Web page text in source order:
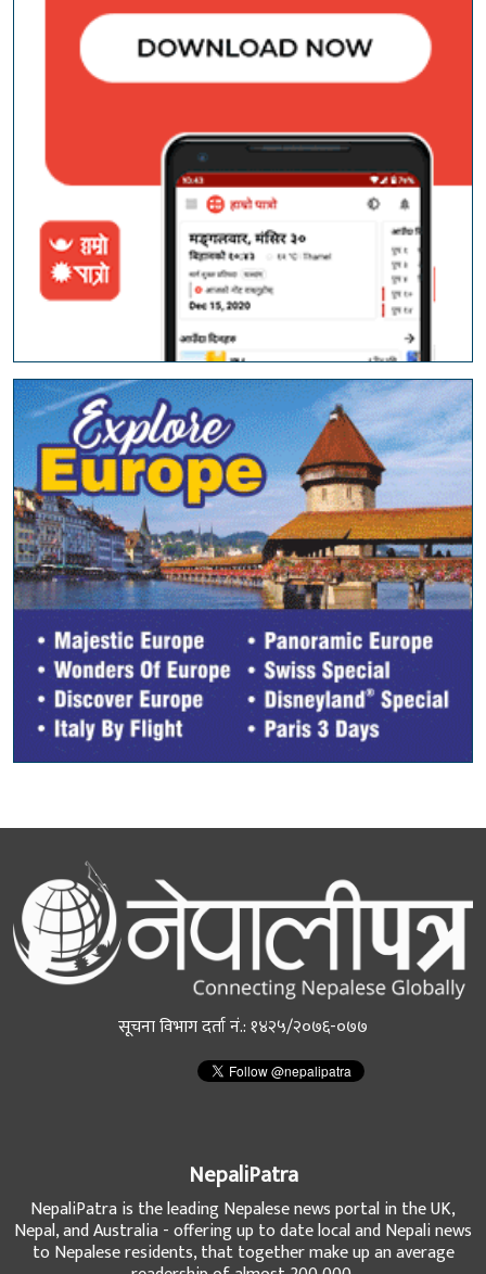
सूचना विभाग दर्ता नं.: १४२५/२०७६-०७७
NepaliPatra
NepaliPatra is the leading Nepalese news portal in the UK,
Nepal, and Australia - offering up to date local and Nepali news
to Nepalese residents, that together make up an average